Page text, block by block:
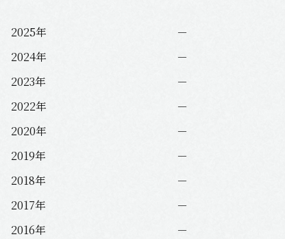
2025年
2024年
2023年
2022年
2020年
2019年
2018年
2017年
2016年